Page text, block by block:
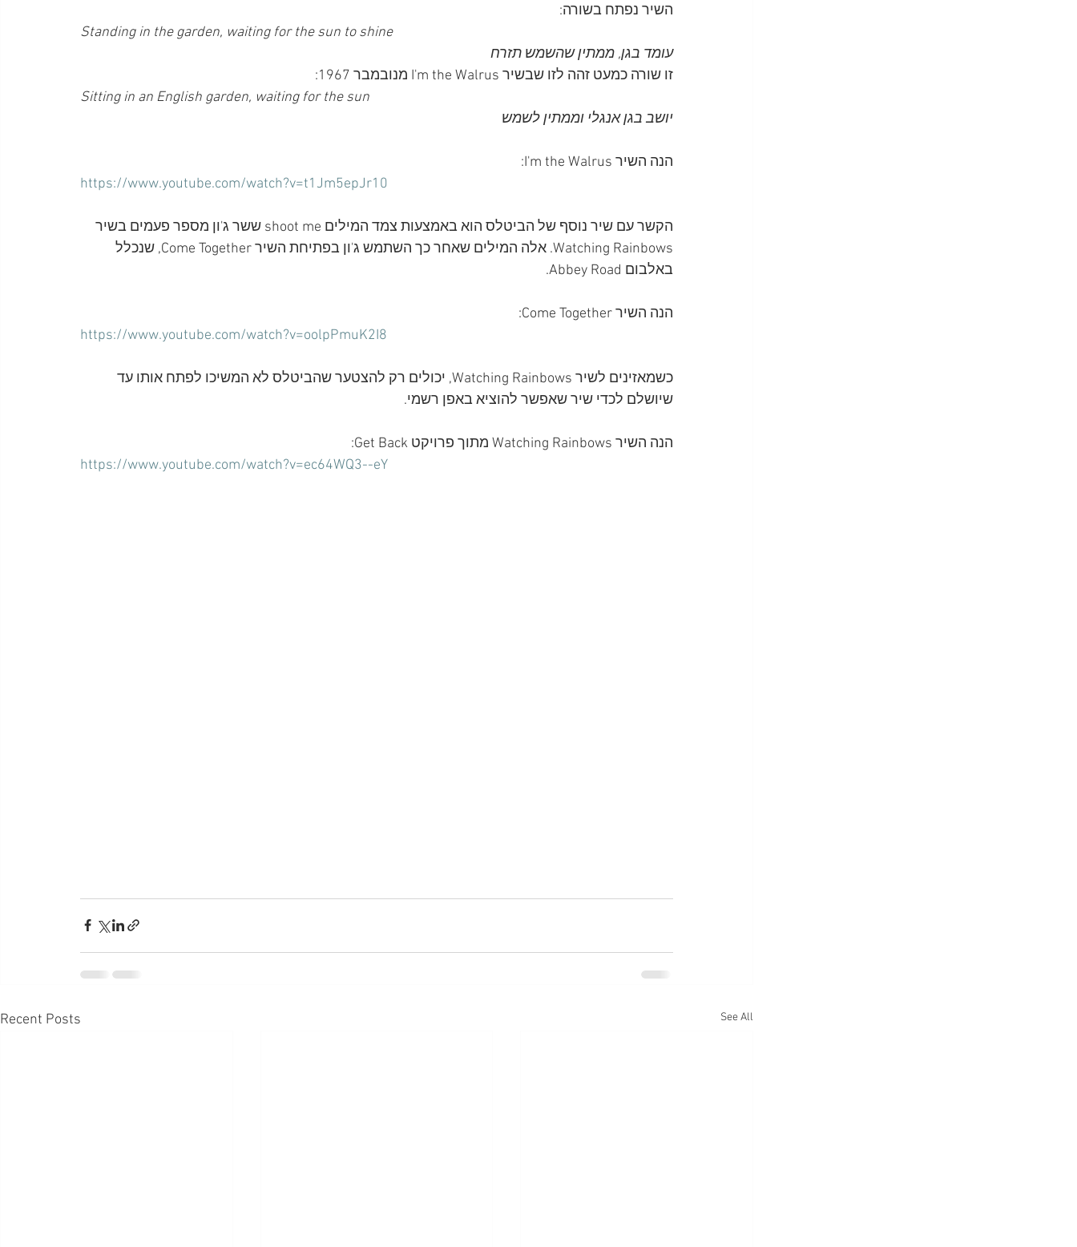
השיר נפתח בשורה:
Standing in the garden, waiting for the sun to shine
עומד בגן, ממתין שהשמש תזרח
זו שורה כמעט זהה לזו שבשיר I'm the Walrus מנובמבר 1967:
Sitting in an English garden, waiting for the sun
יושב בגן אנגלי וממתין לשמש
הנה השיר I'm the Walrus:
https://www.youtube.com/watch?v=t1Jm5epJr10
הקשר עם שיר נוסף של הביטלס הוא באמצעות צמד המילים shoot me ששר ג'ון מספר פעמים בשיר
Watching Rainbows. אלה המילים שאחר כך השתמש ג'ון בפתיחת השיר Come Together, שנכלל
באלבום Abbey Road.
הנה השיר Come Together:
https://www.youtube.com/watch?v=oolpPmuK2I8
כשמאזינים לשיר Watching Rainbows, יכולים רק להצטער שהביטלס לא המשיכו לפתח אותו עד
שיושלם לכדי שיר שאפשר להוציא באפן רשמי.
הנה השיר Watching Rainbows מתוך פרויקט Get Back:
https://www.youtube.com/watch?v=ec64WQ3--eY
Recent Posts See All